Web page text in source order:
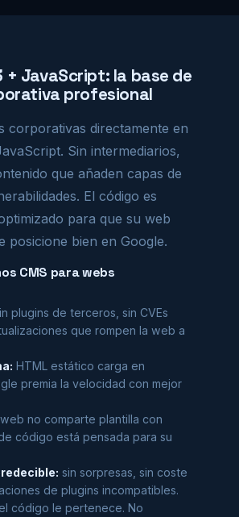
+ JavaScript: la base de
profesional
corporativas directamente en
Sin intermediarios,
que añaden capas de
El código es
para que su web
posicione bien en Google.
CMS para webs
plugins de terceros, sin CVEs
que rompen la web a
HTML estático carga en
premia la velocidad con mejor
no comparte plantilla con
código está pensada para su
sin sorpresas, sin coste
de plugins incompatibles.
el código le pertenece. No